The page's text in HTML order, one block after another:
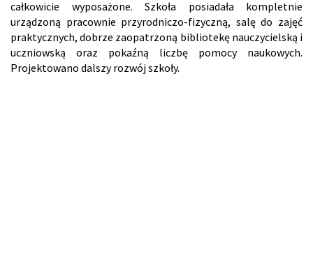
całkowicie wyposażone. Szkoła posiadała kompletnie
urządzoną pracownie przyrodniczo-fizyczną, salę do zajęć
praktycznych, dobrze zaopatrzoną bibliotekę nauczycielską i
uczniowską oraz pokaźną liczbę pomocy naukowych.
Projektowano dalszy rozwój szkoły.